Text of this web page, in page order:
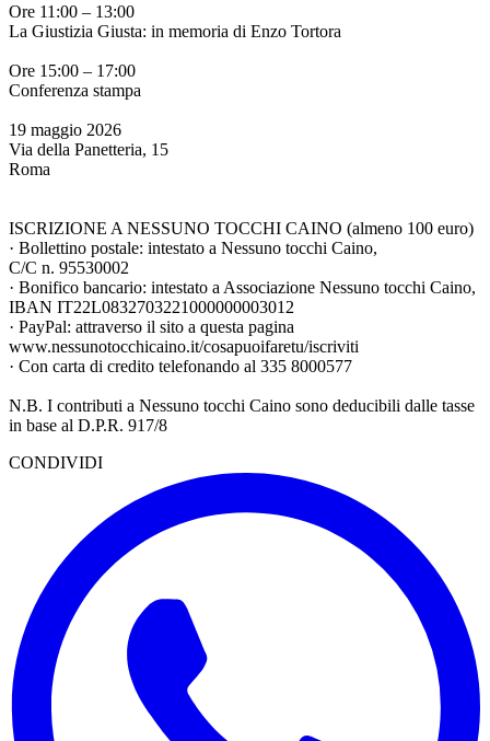
Ore 11:00 – 13:00
La Giustizia Giusta: in memoria di Enzo Tortora
Ore 15:00 – 17:00
Conferenza stampa
19 maggio 2026
Via della Panetteria, 15
Roma
ISCRIZIONE A NESSUNO TOCCHI CAINO (almeno 100 euro)
· Bollettino postale: intestato a Nessuno tocchi Caino,
C/C n. 95530002
· Bonifico bancario: intestato a Associazione Nessuno tocchi Caino,
IBAN IT22L0832703221000000003012
· PayPal: attraverso il sito a questa pagina
www.nessunotocchicaino.it/cosapuoifaretu/iscriviti
· Con carta di credito telefonando al 335 8000577
N.B. I contributi a Nessuno tocchi Caino sono deducibili dalle tasse
in base al D.P.R. 917/8
CONDIVIDI